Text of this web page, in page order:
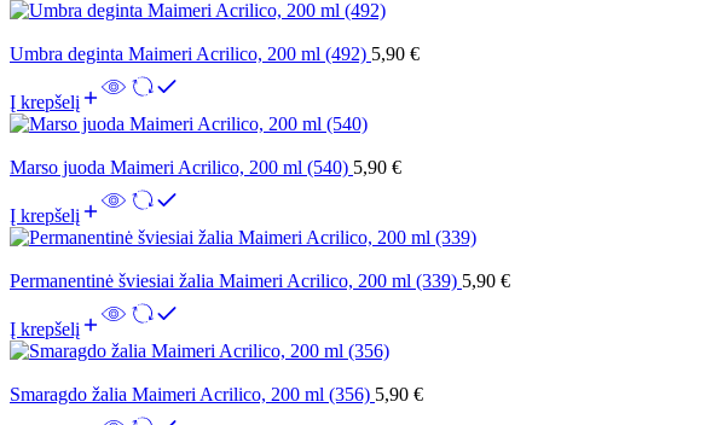
Umbra deginta Maimeri Acrilico, 200 ml (492) 5,90 €
Į krepšelį
Marso juoda Maimeri Acrilico, 200 ml (540) 5,90 €
Į krepšelį
Permanentinė šviesiai žalia Maimeri Acrilico, 200 ml (339) 5,90 €
Į krepšelį
Smaragdo žalia Maimeri Acrilico, 200 ml (356) 5,90 €